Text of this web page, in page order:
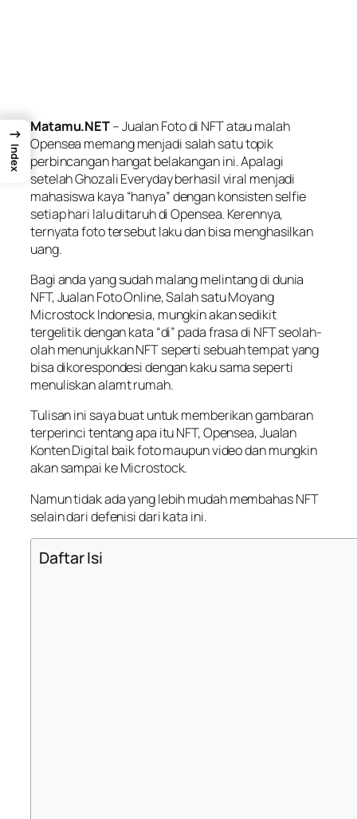
Matamu.NET– Jualan Foto di NFT atau malah
Opensea memang menjadi salah satu topik
perbincangan hangat belakangan ini. Apalagi
setelah Ghozali Everyday berhasil viral menjadi
mahasiswa kaya “hanya” dengan konsisten selfie
setiap hari lalu ditaruh di Opensea. Kerennya,
ternyata foto tersebut laku dan bisa menghasilkan
uang.
Bagi anda yang sudah malang melintang di dunia
NFT, Jualan Foto Online, Salah satu Moyang
Microstock Indonesia, mungkin akan sedikit
tergelitik dengan kata “di” pada frasa di NFT seolah-
olah menunjukkan NFT seperti sebuah tempat yang
bisa dikorespondesi dengan kaku sama seperti
menuliskan alamt rumah.
Tulisan ini saya buat untuk memberikan gambaran
terperinci tentang apa itu NFT, Opensea, Jualan
Konten Digital baik foto maupun video dan mungkin
akan sampai ke Microstock.
Namun tidak ada yang lebih mudah membahas NFT
selain dari defenisi dari kata ini.
Daftar Isi
→
Index